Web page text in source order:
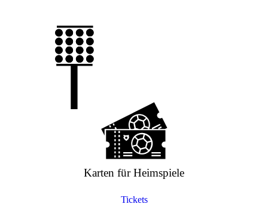
Karten für Heimspiele
Tickets